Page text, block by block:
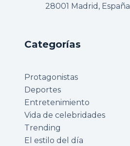
28001 Madrid, España
Categorías
Protagonistas
Deportes
Entretenimiento
Vida de celebridades
Trending
El estilo del día